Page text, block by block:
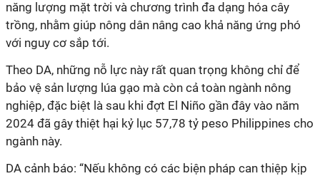
năng lượng mặt trời và chương trình đa dạng hóa cây
trồng, nhằm giúp nông dân nâng cao khả năng ứng phó
với nguy cơ sắp tới.
Theo DA, những nỗ lực này rất quan trọng không chỉ để
bảo vệ sản lượng lúa gạo mà còn cả toàn ngành nông
nghiệp, đặc biệt là sau khi đợt El Niño gần đây vào năm
2024 đã gây thiệt hại kỷ lục 57,78 tỷ peso Philippines cho
ngành này.
DA cảnh báo: “Nếu không có các biện pháp can thiệp kịp